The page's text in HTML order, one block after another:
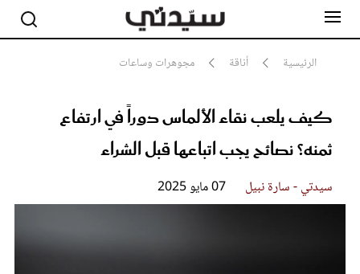
الرئيسية أناقة مجوهرات وساعات
كيف يلعب نقاء الألماس دوراً في ارتفاع
ثمنه؟ نصائح يجب اتباعها قبل الشراء
سيدتي - سارة نبيل 07 مايو 2025
مشاهير
جمال
سيدتي وطفلك
لايف ستايل